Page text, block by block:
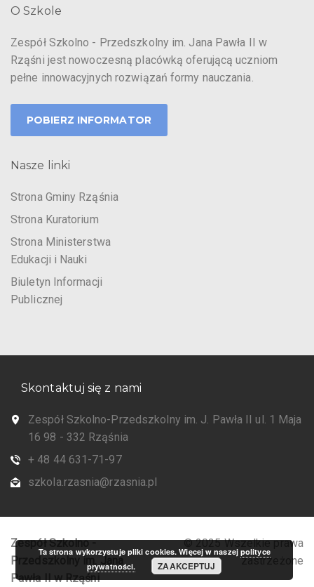
O Szkole
Zespół Szkolno - Przedszkolny im. Jana Pawła II w
Rząśni jest nowoczesną placówką oferującą uczniom
pełne innowacyjnych rozwiązań formy nauczania.
POBIERZ INFORMATOR
Nasze linki
Strona Gminy Rząśnia
Strona Kuratorium
Strona Ministerstwa
Edukacji i Nauki
Biuletyn Informacji
Publicznej
Skontaktuj się z nami
Zespół Szkolno-Przedszkolny im. J. Pawła II ul. 1 Maja
16 98 - 332 Rząśnia
+ 48 44 631-71-97
szkola.rzasnia@rzasnia.pl
Zespół Szkolno -
Przedszkolny im. Jana
Pawła II w Rząśni
© 2025 Wszelkie prawa
zastrzeżone
Ta strona wykorzystuje pliki cookies. Więcej w naszej polityce
prywatności.
ZAAKCEPTUJ